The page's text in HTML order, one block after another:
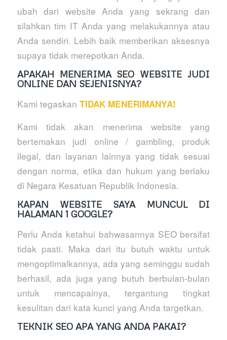
ubah dari website Anda yang sekrang dan
silahkan tim IT Anda yang melakukannya atau
Anda sendiri. Lebih baik memberikan aksesnya
supaya tidak merepotkan Anda.
APAKAH MENERIMA SEO WEBSITE JUDI
ONLINE DAN SEJENISNYA?
Kami tegaskan TIDAK MENERIMANYA!
Kami tidak akan menerima website yang
bertemakan judi online / gambling, produk
ilegal, dan layanan lainnya yang tidak sesuai
dengan norma, etika dan hukum yang berlaku
di Negara Kesatuan Republik Indonesia.
KAPAN WEBSITE SAYA MUNCUL DI
HALAMAN 1 GOOGLE?
Perlu Anda ketahui bahwasannya SEO bersifat
tidak pasti. Maka dari itu butuh waktu untuk
mengoptimalkannya, ada yang seminggu sudah
berhasil, ada juga yang butuh berbulan-bulan
untuk mencapainya, tergantung tingkat
kesulitan dari kata kunci yang Anda targetkan.
TEKNIK SEO APA YANG ANDA PAKAI?